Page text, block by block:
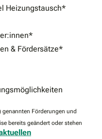
Heizungstausch*
& Fördersätze*
Förderungen und
bereits geändert oder stehen